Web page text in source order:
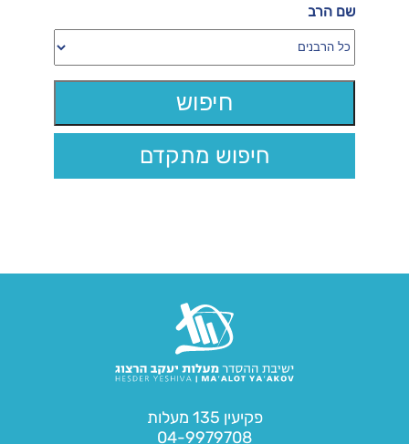
שם הרב
חיפוש מתקדם
פקיעין 135 מעלות
04-9979708